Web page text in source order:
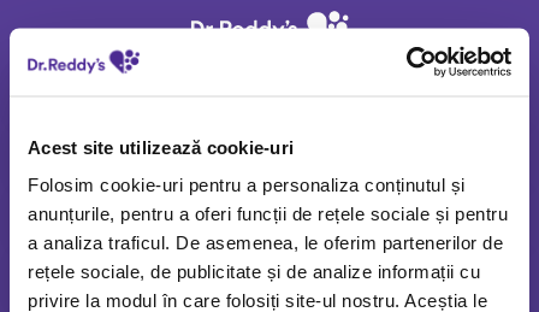
Acest site utilizează cookie-uri
Folosim cookie-uri pentru a personaliza conținutul și
anunțurile, pentru a oferi funcții de rețele sociale și pentru
a analiza traficul. De asemenea, le oferim partenerilor de
rețele sociale, de publicitate și de analize informații cu
privire la modul în care folosiți site-ul nostru. Aceștia le
FARMACIE
CHIRURGIE
GASTROENTEROLOGIE